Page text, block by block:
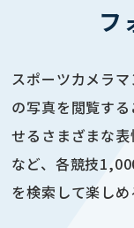
フ
スポーツカメラ
の写真を閲覧す
せるさまざまな
など、各競技
を検索して楽し